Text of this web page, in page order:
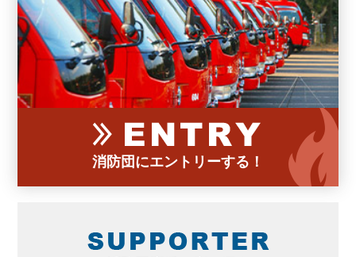
消防団にエントリーする！